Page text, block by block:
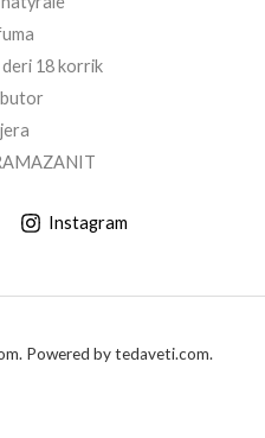
18 korrik
Instagram
Powered by tedaveti.com.